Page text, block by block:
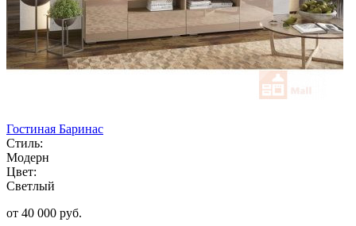
Гостиная Баринас
Стиль:
Модерн
Цвет:
Светлый
от 40 000 руб.